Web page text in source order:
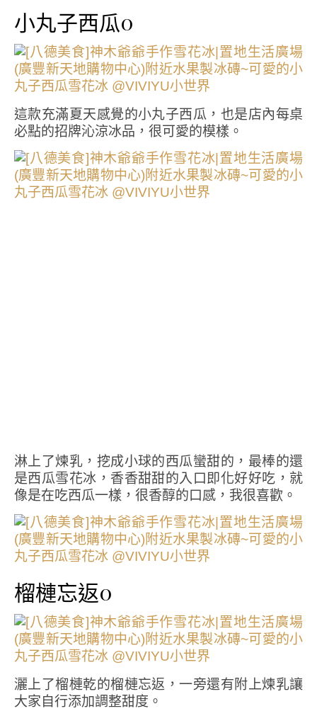
小丸子西瓜0
這款充滿夏天感覺的小丸子西瓜，也是店內每桌
必點的招牌沁涼冰品，很可愛的模樣。
淋上了煉乳，挖成小球的西瓜蠻甜的，最棒的還
是西瓜雪花冰，香香甜甜的入口即化好好吃，就
像是在吃西瓜一樣，很香醇的口感，我很喜歡。
榴槤忘返0
灑上了榴槤乾的榴槤忘返，一旁還有附上煉乳讓
大家自行添加調整甜度。